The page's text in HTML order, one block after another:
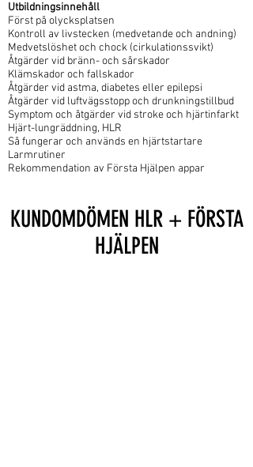
Utbildningsinnehåll
Först på olycksplatsen
Kontroll av livstecken (medvetande och andning)
Medvetslöshet och chock (cirkulationssvikt)
Åtgärder vid bränn- och sårskador
Klämskador och fallskador
Åtgärder vid astma, diabetes eller epilepsi
Åtgärder vid luftvägsstopp och drunkningstillbud
Symptom och åtgärder vid stroke och hjärtinfarkt
Hjärt-lungräddning, HLR
Så fungerar och används en hjärtstartare
Larmrutiner
Rekommendation av Första Hjälpen appar
KUNDOMDÖMEN HLR + FÖRSTA
HJÄLPEN